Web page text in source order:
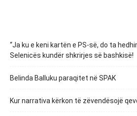
“Ja ku e keni kartën e PS-së, do ta
Selenicës kundër shkrirjes së bashkisë!
Belinda Balluku paraqitet në SPAK
Kur narrativa kërkon të zëvendësojë